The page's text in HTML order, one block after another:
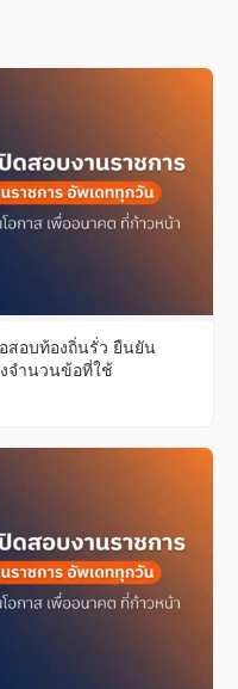
สอบท้องถิ่นรั่ว ยืนยัน
จำนวนข้อที่ใช้